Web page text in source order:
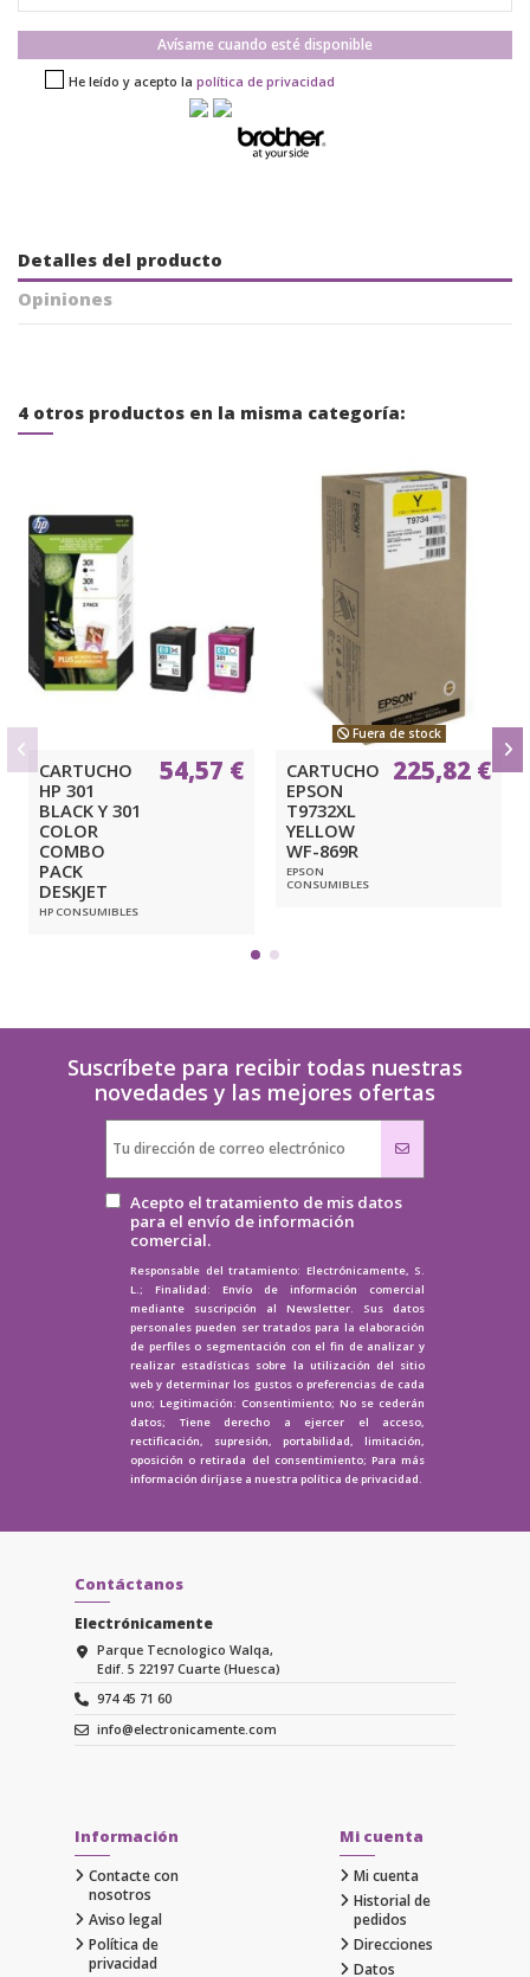
Avísame cuando esté disponible
He leído y acepto la política de privacidad
Detalles del producto
Opiniones
4 otros productos en la misma categoría:
CARTUCHO
HP 301
BLACK Y 301
COLOR
COMBO
PACK
DESKJET
HP CONSUMIBLES
54,57 €
Fuera de stock
CARTUCHO
EPSON
T9732XL
YELLOW
WF-869R
EPSON
CONSUMIBLES
225,82 €
Suscríbete para recibir todas nuestras
novedades y las mejores ofertas
Acepto el tratamiento de mis datos
para el envío de información
comercial.
Responsable del tratamiento: Electrónicamente, S.
L.; Finalidad: Envío de información comercial
mediante suscripción al Newsletter. Sus datos
personales pueden ser tratados para la elaboración
de perfiles o segmentación con el fin de analizar y
realizar estadísticas sobre la utilización del sitio
web y determinar los gustos o preferencias de cada
uno; Legitimación: Consentimiento; No se cederán
datos; Tiene derecho a ejercer el acceso,
rectificación, supresión, portabilidad, limitación,
oposición o retirada del consentimiento; Para más
información diríjase a nuestra política de privacidad.
Contáctanos
Electrónicamente
Parque Tecnologico Walqa,
Edif. 5 22197 Cuarte (Huesca)
974 45 71 60
info@electronicamente.com
Información
Contacte con
nosotros
Aviso legal
Política de
privacidad
Mi cuenta
Mi cuenta
Historial de
pedidos
Direcciones
Datos